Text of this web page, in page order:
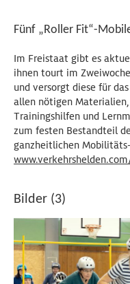
Fünf „Roller Fit“-
Im Freistaat gibt es
ihnen tourt im
und versorgt diese für
allen nötigen
Trainingshilfen und
zum festen Bestandteil
ganzheitlichen
Bilder (3)